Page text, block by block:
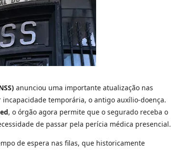
anunciou uma importante atualização nas
temporária, o antigo auxílio-doença.
, o órgão agora permite que o segurado receba o
de passar pela perícia médica presencial.
de espera nas filas, que historicamente